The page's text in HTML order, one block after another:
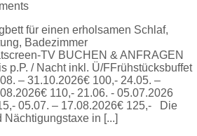
für einen erholsamen Schlaf,
Badezimmer
TV BUCHEN & ANFRAGEN
p.P. / Nacht inkl. Ü/FFrühstücksbuffet
– 31.10.2026€ 100,- 24.05. –
110,- 21.06. - 05.07.2026
05.07. – 17.08.2026€ 125,- Die
in [...]